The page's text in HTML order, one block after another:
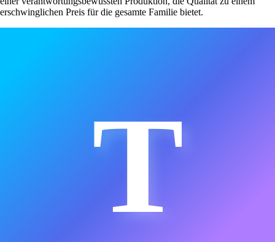
erschwinglichen Preis für die gesamte Familie bietet.
T